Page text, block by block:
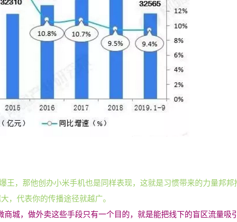
王，那他创办小米手机也是同样表现，这就是习惯带来的力量邦邦
，代表你的传播途径就越广。
城，做外卖这些手段只有一个目的，就是能把线下的盲区流量吸引